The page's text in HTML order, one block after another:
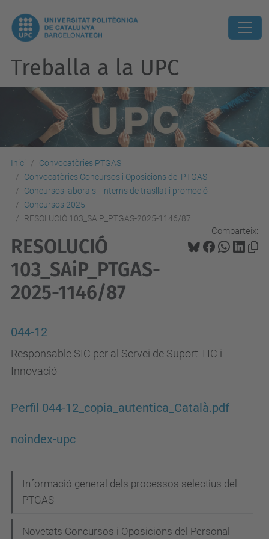
Treballa a la UPC
Inici
Convocatòries PTGAS
Convocatòries Concursos i Oposicions del PTGAS
Concursos laborals - interns de trasllat i promoció
Concursos 2025
RESOLUCIÓ 103_SAiP_PTGAS-2025-1146/87
Comparteix:
RESOLUCIÓ
103_SAiP_PTGAS-
2025-1146/87
044-12
Responsable SIC per al Servei de Suport TIC i
Innovació
Perfil 044-12_copia_autentica_Català.pdf
noindex-upc
Informació general dels processos selectius del
PTGAS
Novetats Concursos i Oposicions del Personal